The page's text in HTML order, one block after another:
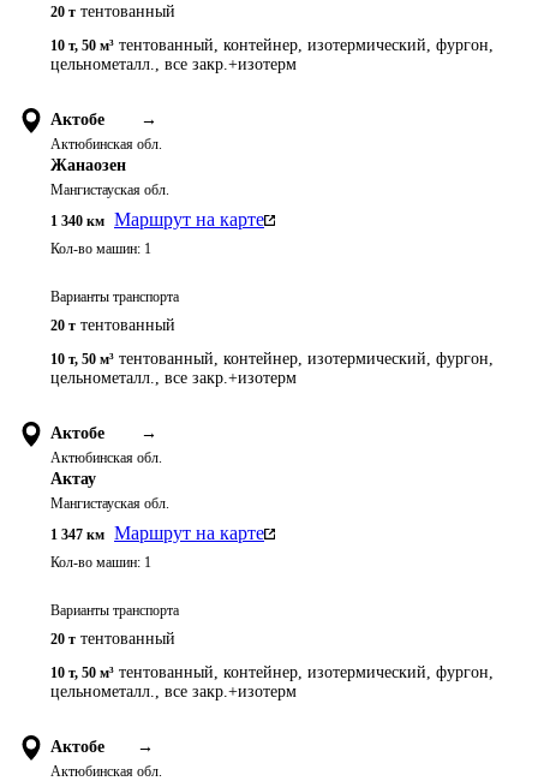
20 т тентованный
10 т, 50 м³ тентованный, контейнер, изотермический, фургон,
цельнометалл., все закр.+изотерм
Актобе →
Актюбинская обл.
Жанаозен
Мангистауская обл.
1 340 км Маршрут на карте
Кол-во машин: 1
Варианты транспорта
20 т тентованный
10 т, 50 м³ тентованный, контейнер, изотермический, фургон,
цельнометалл., все закр.+изотерм
Актобе →
Актюбинская обл.
Актау
Мангистауская обл.
1 347 км Маршрут на карте
Кол-во машин: 1
Варианты транспорта
20 т тентованный
10 т, 50 м³ тентованный, контейнер, изотермический, фургон,
цельнометалл., все закр.+изотерм
Актобе →
Актюбинская обл.